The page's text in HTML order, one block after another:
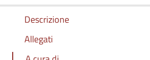
Descrizione
Allegati